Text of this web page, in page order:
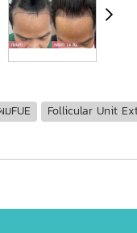
FUE Follicular Unit